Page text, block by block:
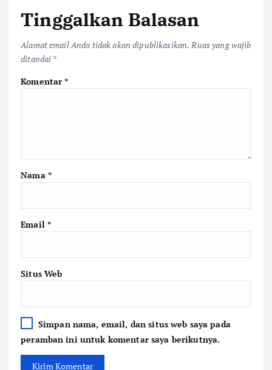
Tinggalkan Balasan
Alamat email Anda tidak akan dipublikasikan. Ruas yang wajib
ditandai *
Komentar*
Nama *
Email *
Situs Web
Simpan nama, email, dan situs web saya pada
peramban ini untuk komentar saya berikutnya.